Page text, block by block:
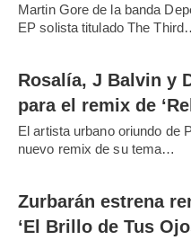
Martin Gore de la banda
EP solista titulado The
Rosalía, J Balvin y
para el remix de
El artista urbano oriundo de
nuevo remix de su tema…
Zurbarán estrena
‘El Brillo de Tus